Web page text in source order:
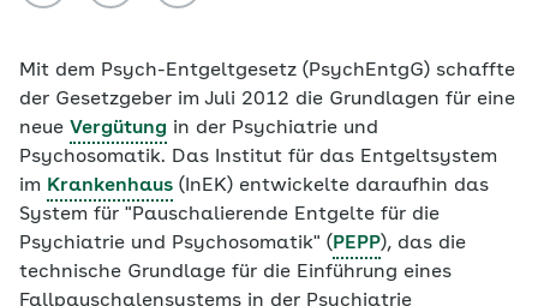
Mit dem Psych-Entgeltgesetz (PsychEntgG) schaffte
der Gesetzgeber im Juli 2012 die Grundlagen für eine
neue Vergütung in der Psychiatrie und
Psychosomatik. Das Institut für das Entgeltsystem
im Krankenhaus (InEK) entwickelte daraufhin das
System für "Pauschalierende Entgelte für die
Psychiatrie und Psychosomatik" ( PEPP), das die
technische Grundlage für die Einführung eines
Fallpauschalensystems in der Psychiatrie